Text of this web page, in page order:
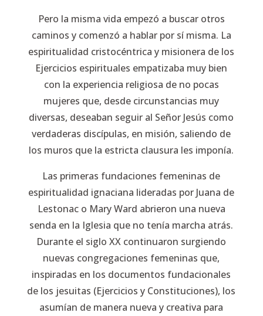
Pero la misma vida empezó a buscar otros
caminos y comenzó a hablar por sí misma. La
espiritualidad cristocéntrica y misionera de los
Ejercicios espirituales empatizaba muy bien
con la experiencia religiosa de no pocas
mujeres que, desde circunstancias muy
diversas, deseaban seguir al Señor Jesús como
verdaderas discípulas, en misión, saliendo de
los muros que la estricta clausura les imponía.
Las primeras fundaciones femeninas de
espiritualidad ignaciana lideradas por Juana de
Lestonac o Mary Ward abrieron una nueva
senda en la Iglesia que no tenía marcha atrás.
Durante el siglo XX continuaron surgiendo
nuevas congregaciones femeninas que,
inspiradas en los documentos fundacionales
de los jesuitas (Ejercicios y Constituciones), los
asumían de manera nueva y creativa para